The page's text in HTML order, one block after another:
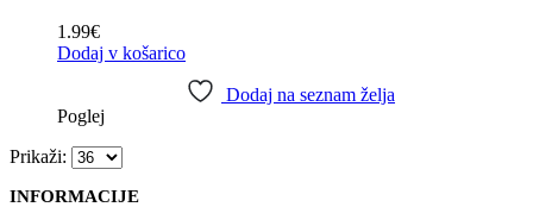
1.99€
Dodaj v košarico
Dodaj na seznam želja
Poglej
Prikaži:
INFORMACIJE